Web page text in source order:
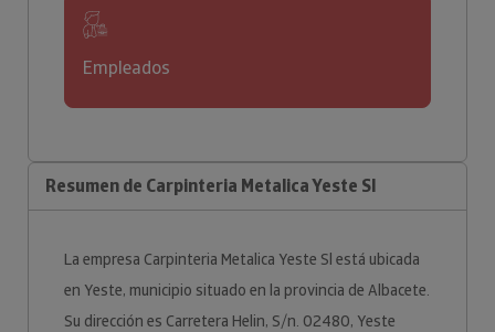
Empleados
Resumen de Carpinteria Metalica Yeste Sl
La empresa Carpinteria Metalica Yeste Sl está ubicada
en Yeste, municipio situado en la provincia de Albacete.
Su dirección es Carretera Helin, S/n. 02480, Yeste